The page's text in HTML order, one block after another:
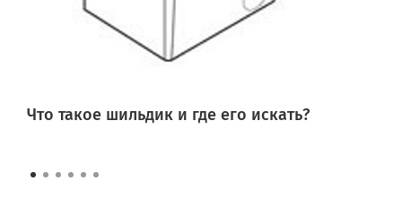
Что такое шильдик и где его искать?